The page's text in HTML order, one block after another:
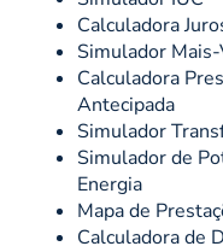
Calculadora
Simulador Mais-
Calculadora
Antecipada
Simulador
Simulador de
Energia
Mapa de
Calculadora de